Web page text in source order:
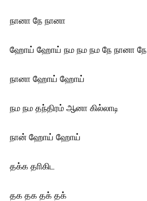
நானா நே நானா
ஹோய் ஹோய் நம நம நம நே நானா நே
நானா ஹோய் ஹோய்
நம நம தந்திரம் ஆனா கில்லாடி
நான் ஹோய் ஹோய்
தக்க தாிகிட
தக தக தக் தக்